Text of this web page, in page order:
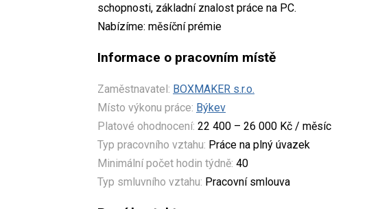
schopnosti, základní znalost práce na PC.
Nabízíme: měsíční prémie
Informace o pracovním místě
Zaměstnavatel: BOXMAKER s.r.o.
Místo výkonu práce: Býkev
Platové ohodnocení: 22 400 – 26 000 Kč / měsíc
Typ pracovního vztahu: Práce na plný úvazek
Minimální počet hodin týdně: 40
Typ smluvního vztahu: Pracovní smlouva